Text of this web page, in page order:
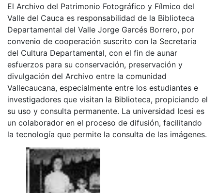
El Archivo del Patrimonio Fotográfico y Fílmico del
Valle del Cauca es responsabilidad de la Biblioteca
Departamental del Valle Jorge Garcés Borrero, por
convenio de cooperación suscrito con la Secretaria
del Cultura Departamental, con el fin de aunar
esfuerzos para su conservación, preservación y
divulgación del Archivo entre la comunidad
Vallecaucana, especialmente entre los estudiantes e
investigadores que visitan la Biblioteca, propiciando el
su uso y consulta permanente. La universidad Icesi es
un colaborador en el proceso de difusión, facilitando
la tecnología que permite la consulta de las imágenes.